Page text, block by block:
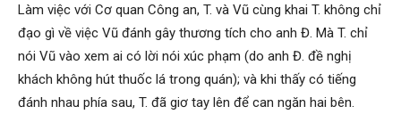
Làm việc với Cơ quan Công an, T. và Vũ cùng khai T. không chỉ
đạo gì về việc Vũ đánh gây thương tích cho anh Đ. Mà T. chỉ
nói Vũ vào xem ai có lời nói xúc phạm (do anh Đ. đề nghị
khách không hút thuốc lá trong quán); và khi thấy có tiếng
đánh nhau phía sau, T. đã giơ tay lên để can ngăn hai bên.